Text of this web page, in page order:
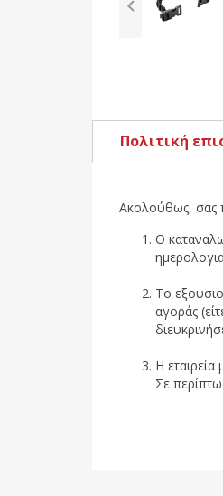
Πολιτική
Ακολούθως, σας
Ο
Το
αγοράς
Η
Σε